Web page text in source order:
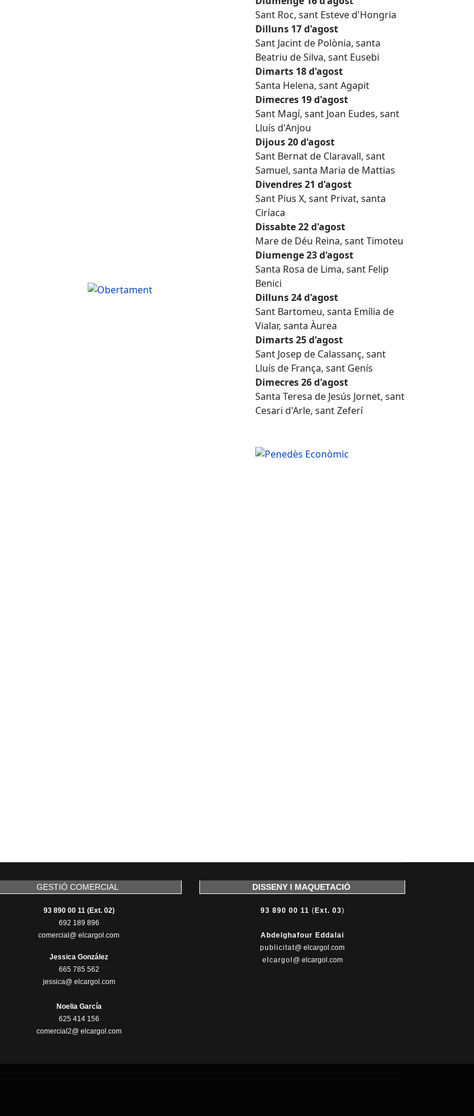
Sant Roc, sant Esteve d'Hongria
Dilluns 17 d'agost
Sant Jacint de Polònia, santa
Beatriu de Silva, sant Eusebi
Dimarts 18 d'agost
Santa Helena, sant Agapit
Dimecres 19 d'agost
Sant Magí, sant Joan Eudes, sant
Lluís d'Anjou
Dijous 20 d'agost
Sant Bernat de Claravall, sant
Samuel, santa Maria de Mattias
Divendres 21 d'agost
Sant Pius X, sant Privat, santa
Ciríaca
Dissabte 22 d'agost
Mare de Déu Reina, sant Timoteu
Diumenge 23 d'agost
Santa Rosa de Lima, sant Felip
Benici
Dilluns 24 d'agost
Sant Bartomeu, santa Emília de
Vialar, santa Àurea
Dimarts 25 d'agost
Sant Josep de Calassanç, sant
Lluís de França, sant Genís
Dimecres 26 d'agost
Santa Teresa de Jesús Jornet, sant
Cesari d'Arle, sant Zeferí
GESTIÓ COMERCIAL
93 890 00 11 (Ext. 02)
692 189 896
comercial@ elcargol.com
Jessica González
665 785 562
jessica@ elcargol.com
Noelia García
625 414 156
comercial2@ elcargol.com
DISSENY I MAQUETACIÓ
93 890 00 11 ( Ext. 03)
Abdelghafour Eddalai
publicitat@ elcargol.com
elcargol @ elcargol.com